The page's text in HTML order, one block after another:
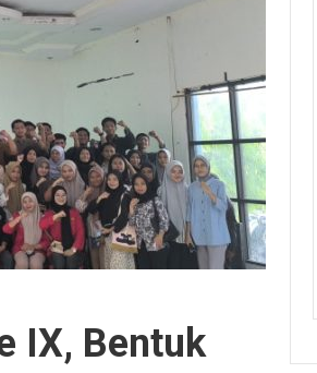
IX, Bentuk